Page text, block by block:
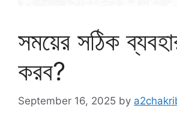
সময়ের সঠিক
করব?
September 16, 2025 by